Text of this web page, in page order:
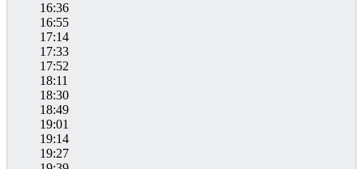
16:36
16:55
17:14
17:33
17:52
18:11
18:30
18:49
19:01
19:14
19:27